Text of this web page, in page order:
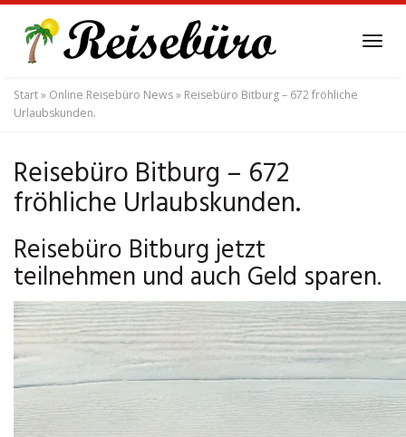
main
content
Start» Online Reisebüro News» Reisebüro Bitburg – 672 fröhliche
Urlaubskunden.
Reisebüro Bitburg – 672
fröhliche Urlaubskunden.
Reisebüro Bitburg jetzt
teilnehmen und auch Geld sparen.